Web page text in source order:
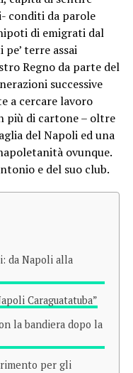
conditi da parole
di emigrati dal
terre assai
Regno da parte del
successive
a cercare lavoro
più di cartone – oltre
del Napoli ed una
ovunque.
e del suo club.
da Napoli alla
Caraguatatuba”
la bandiera dopo la
per gli